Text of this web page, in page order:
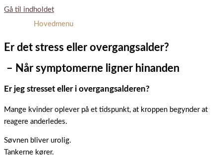
Gå til indholdet
Hovedmenu
Er det stress eller overgangsalder?
– Når symptomerne ligner hinanden
Er jeg stresset eller i overgangsalderen?
Mange kvinder oplever på et tidspunkt, at kroppen begynder at
reagere anderledes.
Søvnen bliver urolig.
Tankerne kører.